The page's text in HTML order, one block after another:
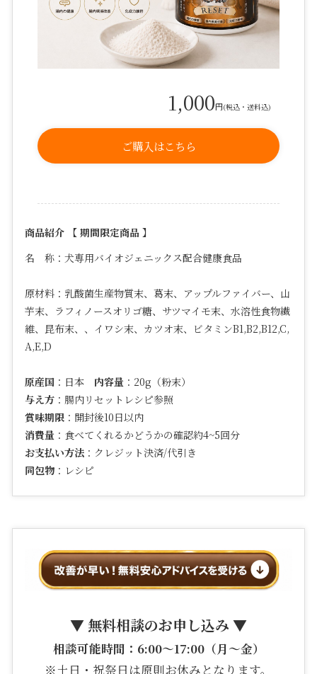
1,000円(税込・送料込)
ご購入はこちら
商品紹介 【 期間限定商品 】
名 称：犬専用バイオジェニックス配合健康食品
原材料： 乳酸菌生産物質末、葛末、アップルファイバー、山
芋末、ラフィノースオリゴ糖、サツマイモ末、水溶性食物繊
維、昆布末、、イワシ末、カツオ末、ビタミンB1,B2,B12,C,
A,E,D
原産国：日本 内容量：20g（粉末）
与え方：腸内リセットレシピ参照
賞味期限：開封後10日以内
消費量：食べてくれるかどうかの確認約4~5回分
お支払い方法：クレジット決済/代引き
同包物：レシピ
▼ 無料相談のお申し込み ▼
相談可能時間：6:00〜17:00（月〜金）
※土日・祝祭日は原則お休みとなります。